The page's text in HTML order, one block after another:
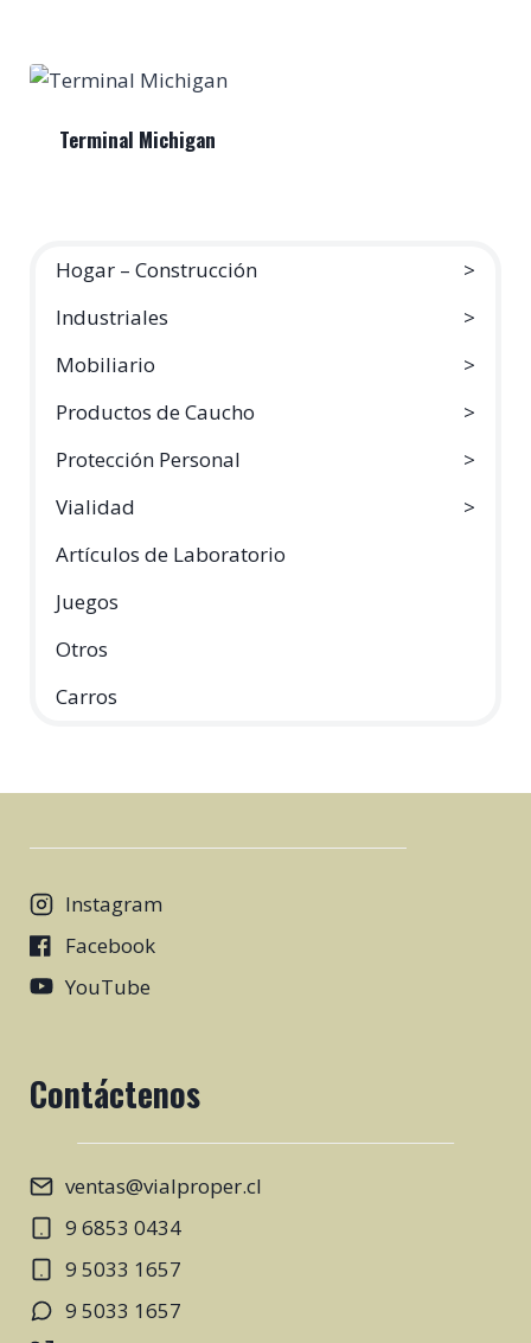
Terminal Michigan
Hogar – Construcción
Industriales
Mobiliario
Productos de Caucho
Protección Personal
Vialidad
Artículos de Laboratorio
Juegos
Otros
Carros
Instagram
Facebook
YouTube
Contáctenos
ventas@vialproper.cl
9 6853 0434
9 5033 1657
9 5033 1657